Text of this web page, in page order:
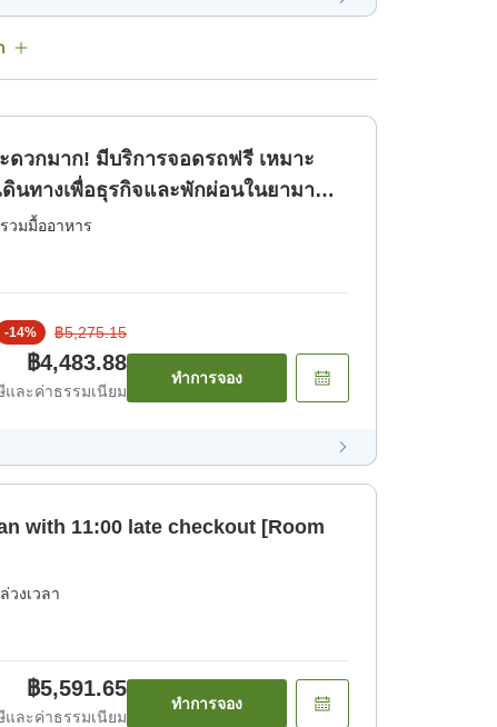
ดวกมาก! มีบริการจอดรถฟรี เหมาะ
ดินทางเพื่อธุรกิจและพักผ่อนในยามา
วมมื้ออาหาร
-14% ฿5,275.15
฿4,483.88
และค่าธรรมเนียม
ทำการจอง
with 11:00 late checkout [Room
วงเวลา
฿5,591.65
และค่าธรรมเนียม
ทำการจอง